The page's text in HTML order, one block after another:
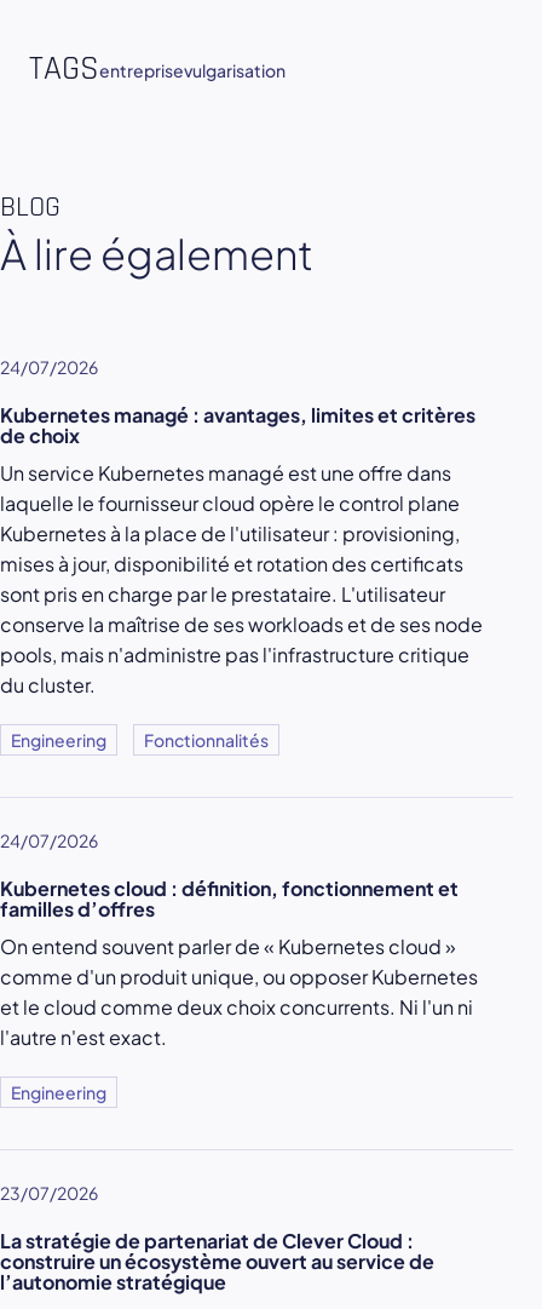
TAGSentreprisevulgarisation
BLOG
À lire également
24/07/2026
Kubernetes managé : avantages, limites et critères
de choix
Un service Kubernetes managé est une offre dans
laquelle le fournisseur cloud opère le control plane
Kubernetes à la place de l'utilisateur : provisioning,
mises à jour, disponibilité et rotation des certificats
sont pris en charge par le prestataire. L'utilisateur
conserve la maîtrise de ses workloads et de ses node
pools, mais n'administre pas l'infrastructure critique
du cluster.
Engineering Fonctionnalités
24/07/2026
Kubernetes cloud : définition, fonctionnement et
familles d’offres
On entend souvent parler de « Kubernetes cloud »
comme d'un produit unique, ou opposer Kubernetes
et le cloud comme deux choix concurrents. Ni l'un ni
l'autre n'est exact.
Engineering
23/07/2026
La stratégie de partenariat de Clever Cloud :
construire un écosystème ouvert au service de
l’autonomie stratégique